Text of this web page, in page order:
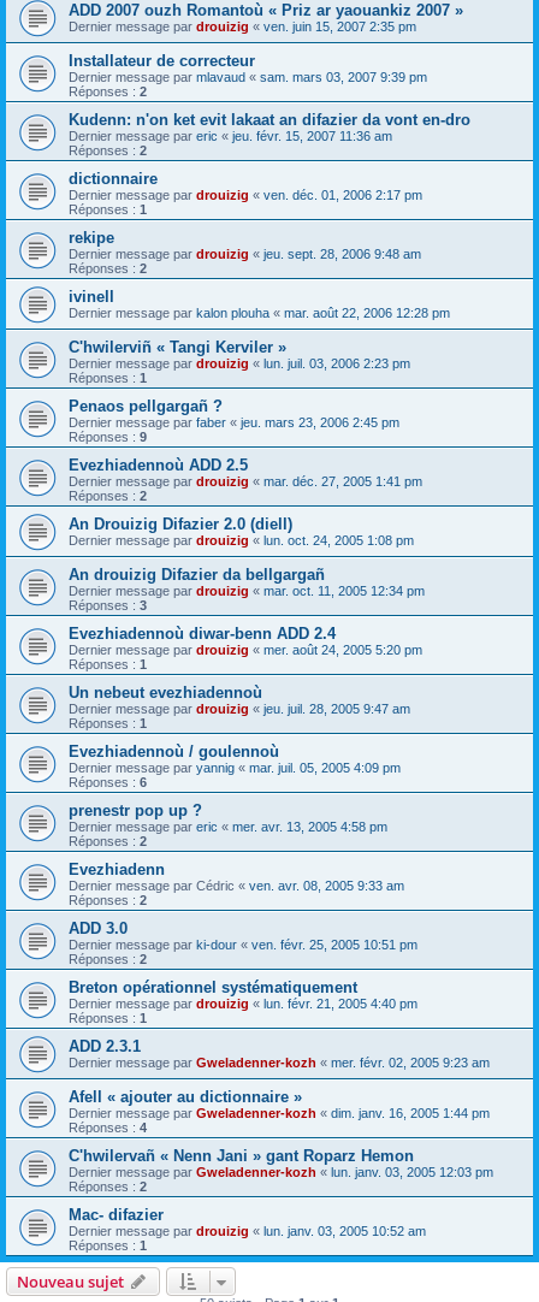
ADD 2007 ouzh Romantoù « Priz ar yaouankiz 2007 »
Dernier message par drouizig « ven. juin 15, 2007 2:35 pm
Installateur de correcteur
Dernier message par mlavaud « sam. mars 03, 2007 9:39 pm
Réponses : 2
Kudenn: n'on ket evit lakaat an difazier da vont en-dro
Dernier message par eric « jeu. févr. 15, 2007 11:36 am
Réponses : 2
dictionnaire
Dernier message par drouizig « ven. déc. 01, 2006 2:17 pm
Réponses : 1
rekipe
Dernier message par drouizig « jeu. sept. 28, 2006 9:48 am
Réponses : 2
ivinell
Dernier message par kalon plouha « mar. août 22, 2006 12:28 pm
C'hwilerviñ « Tangi Kerviler »
Dernier message par drouizig « lun. juil. 03, 2006 2:23 pm
Réponses : 1
Penaos pellgargañ ?
Dernier message par faber « jeu. mars 23, 2006 2:45 pm
Réponses : 9
Evezhiadennoù ADD 2.5
Dernier message par drouizig « mar. déc. 27, 2005 1:41 pm
Réponses : 2
An Drouizig Difazier 2.0 (diell)
Dernier message par drouizig « lun. oct. 24, 2005 1:08 pm
An drouizig Difazier da bellgargañ
Dernier message par drouizig « mar. oct. 11, 2005 12:34 pm
Réponses : 3
Evezhiadennoù diwar-benn ADD 2.4
Dernier message par drouizig « mer. août 24, 2005 5:20 pm
Réponses : 1
Un nebeut evezhiadennoù
Dernier message par drouizig « jeu. juil. 28, 2005 9:47 am
Réponses : 1
Evezhiadennoù / goulennoù
Dernier message par yannig « mar. juil. 05, 2005 4:09 pm
Réponses : 6
prenestr pop up ?
Dernier message par eric « mer. avr. 13, 2005 4:58 pm
Réponses : 2
Evezhiadenn
Dernier message par Cédric « ven. avr. 08, 2005 9:33 am
Réponses : 2
ADD 3.0
Dernier message par ki-dour « ven. févr. 25, 2005 10:51 pm
Réponses : 2
Breton opérationnel systématiquement
Dernier message par drouizig « lun. févr. 21, 2005 4:40 pm
Réponses : 1
ADD 2.3.1
Dernier message par Gweladenner-kozh « mer. févr. 02, 2005 9:23 am
Afell « ajouter au dictionnaire »
Dernier message par Gweladenner-kozh « dim. janv. 16, 2005 1:44 pm
Réponses : 4
C'hwilervañ « Nenn Jani » gant Roparz Hemon
Dernier message par Gweladenner-kozh « lun. janv. 03, 2005 12:03 pm
Réponses : 2
Mac- difazier
Dernier message par drouizig « lun. janv. 03, 2005 10:52 am
Réponses : 1
Nouveau sujet